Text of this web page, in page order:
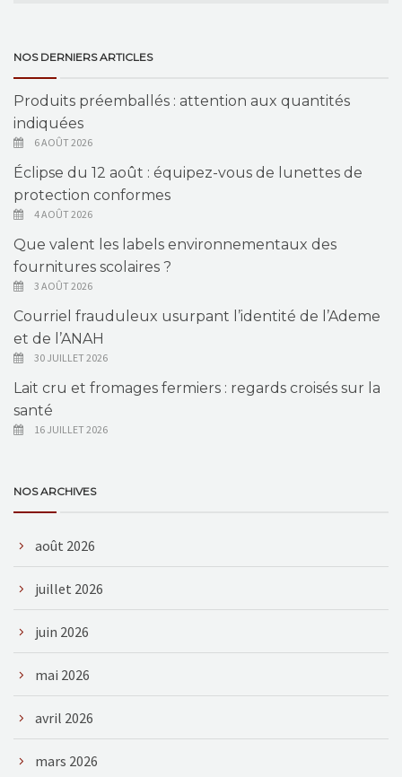
NOS DERNIERS ARTICLES
Produits préemballés : attention aux quantités
indiquées
6 AOÛT 2026
Éclipse du 12 août : équipez-vous de lunettes de
protection conformes
4 AOÛT 2026
Que valent les labels environnementaux des
fournitures scolaires ?
3 AOÛT 2026
Courriel frauduleux usurpant l’identité de l’Ademe
et de l’ANAH
30 JUILLET 2026
Lait cru et fromages fermiers : regards croisés sur la
santé
16 JUILLET 2026
NOS ARCHIVES
août 2026
juillet 2026
juin 2026
mai 2026
avril 2026
mars 2026